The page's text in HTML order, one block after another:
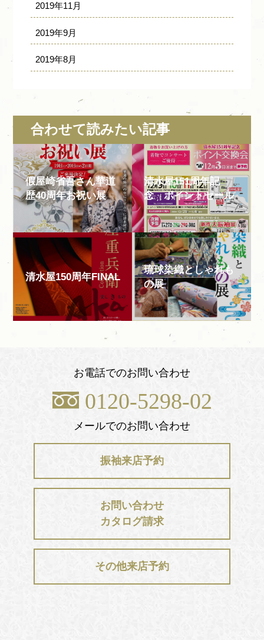
2019年11月
2019年9月
2019年8月
合わせて読みたい記事
假屋崎省吾さん華道
歴40周年お祝い展
清水屋151周年記
念 ポイントセール
清水屋150周年FINAL
琉球染織としゃれも
の展
お電話でのお問い合わせ
0120-5298-02
メールでのお問い合わせ
振袖来店予約
お問い合わせ
カタログ請求
その他来店予約